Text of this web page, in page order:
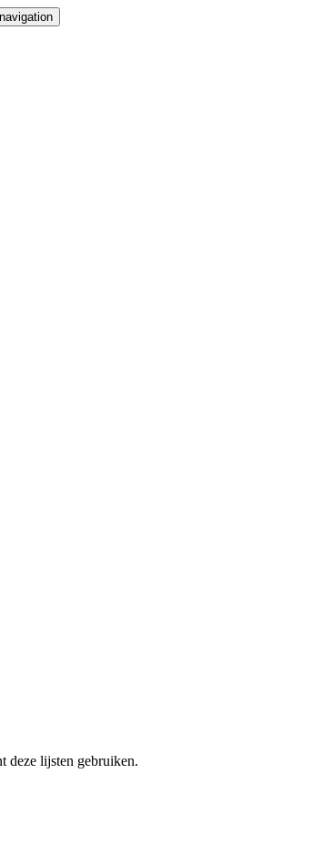
deze lijsten gebruiken.